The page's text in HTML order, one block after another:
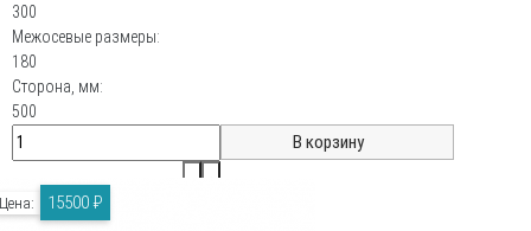
300
Межосевые размеры:
180
Сторона, мм:
500
Цена: 15500 ₽